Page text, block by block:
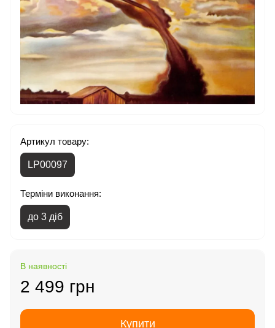
Артикул товару:
LP00097
Терміни виконання:
до 3 діб
В наявності
2 499 грн
Купити